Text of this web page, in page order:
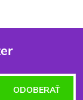
ODOBERAŤ